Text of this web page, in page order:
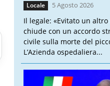
Locale 5 Agosto 2026
Il legale: «Evitato un
chiude con un accordo
civile sulla morte del
L’Azienda ospedaliera...